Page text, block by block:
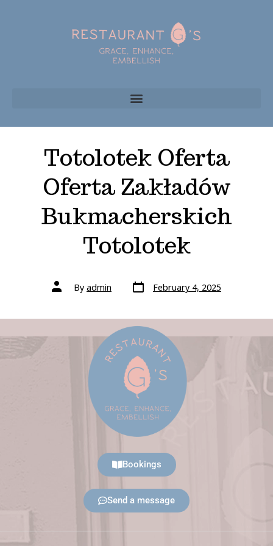
Totolotek Oferta
Oferta Zakładów
Bukmacherskich
Totolotek
By admin February 4, 2025
Bookings
Send a message